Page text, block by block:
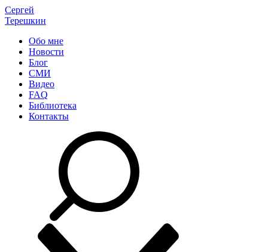
Сергей
Терешкин
Обо мне
Новости
Блог
СМИ
Видео
FAQ
Библиотека
Контакты